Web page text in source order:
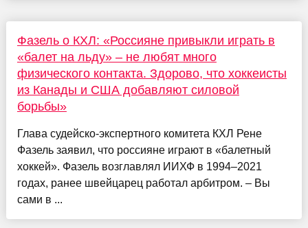
Фазель о КХЛ: «Россияне привыкли играть в
«балет на льду» – не любят много
физического контакта. Здорово, что хоккеисты
из Канады и США добавляют силовой
борьбы»
Глава судейско-экспертного комитета КХЛ Рене
Фазель заявил, что россияне играют в «балетный
хоккей». Фазель возглавлял ИИХФ в 1994–2021
годах, ранее швейцарец работал арбитром. – Вы
сами в ...